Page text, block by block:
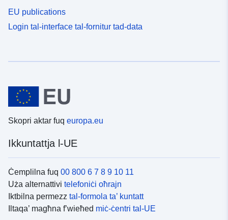
EU publications
Login tal-interface tal-fornitur tad-data
Skopri aktar fuq europa.eu
Ikkuntattja l-UE
Ċemplilna fuq 00 800 6 7 8 9 10 11
Uża alternattivi telefoniċi oħrajn
Iktbilna permezz tal-formola ta’ kuntatt
Iltaqa’ magħna f’wieħed miċ-ċentri tal-UE